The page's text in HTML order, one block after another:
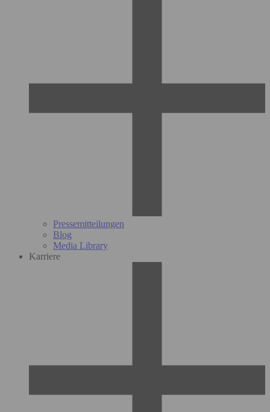
Pressemitteilungen
Blog
Media Library
Karriere